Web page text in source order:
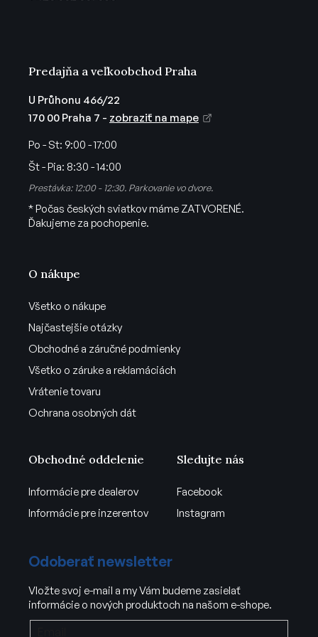
O nákupe
Všetko o nákupe
Najčastejšie otázky
Obchodné a záručné podmienky
Všetko o záruke a reklamáciách
Vrátenie tovaru
Ochrana osobných dát
Predajňa a veľkoobchod Praha
U Průhonu 466/22
170 00 Praha 7 - zobraziť na mape
Po - St: 9:00 - 17:00
Št - Pia: 8:30 - 14:00
Prestávka: 12:00 - 12:30. Parkovanie vo dvore.
* Počas českých sviatkov máme ZATVORENÉ.
Ďakujeme za pochopenie.
Obchodné oddelenie
Informácie pre dealerov
Informácie pre inzerentov
Sledujte nás
Facebook
Instagram
Odoberať newsletter
Vložte svoj e-mail a my Vám budeme zasielať
informácie o nových produktoch na našom e-shope.